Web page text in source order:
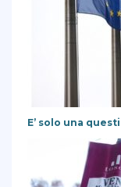
E’ solo una